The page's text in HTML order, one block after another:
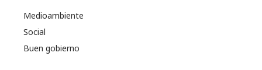
Medioambiente
Social
Buen gobierno